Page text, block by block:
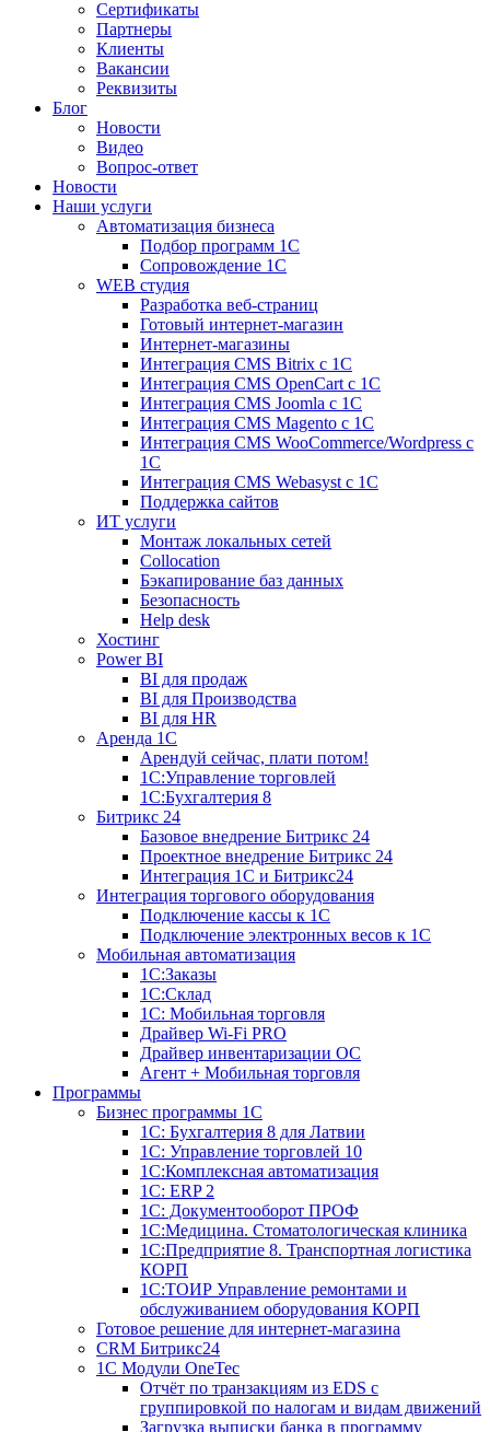
Сертификаты
Партнеры
Клиенты
Вакансии
Реквизиты
Блог
Новости
Видео
Вопрос-ответ
Новости
Наши услуги
Автоматизация бизнеса
Подбор программ 1С
Сопровождение 1С
WEB студия
Разработка веб-страниц
Готовый интернет-магазин
Интернет-магазины
Интеграция CMS Bitrix с 1С
Интеграция CMS OpenCart с 1С
Интеграция CMS Joomla с 1С
Интеграция CMS Magento с 1С
Интеграция CMS WooCommerce/Wordpress с
1С
Интеграция CMS Webasyst с 1С
Поддержка сайтов
ИТ услуги
Монтаж локальных сетей
Collocation
Бэкапирование баз данных
Безопасность
Help desk
Хостинг
Power BI
BI для продаж
BI для Производства
BI для HR
Аренда 1C
Арендуй сейчас, плати потом!
1С:Управление торговлей
1С:Бухгалтерия 8
Битрикс 24
Базовое внедрение Битрикс 24
Проектное внедрение Битрикс 24
Интеграция 1С и Битрикс24
Интеграция торгового оборудования
Подключение кассы к 1С
Подключение электронных весов к 1С
Мобильная автоматизация
1С:Заказы
1С:Склад
1С: Мобильная торговля
Драйвер Wi-Fi PRO
Драйвер инвентаризации ОС
Агент + Мобильная торговля
Программы
Бизнес программы 1С
1С: Бухгалтерия 8 для Латвии
1С: Управление торговлей 10
1C:Комплексная автоматизация
1С: ERP 2
1С: Документооборот ПРОФ
1С:Медицина. Стоматологическая клиника
1С:Предприятие 8. Транспортная логистика
КОРП
1С:ТОИР Управление ремонтами и
обслуживанием оборудования КОРП
Готовое решение для интернет-магазина
CRM Битрикс24
1C Модули OneTec
Отчёт по транзакциям из EDS с
группировкой по налогам и видам движений
Загрузка выписки банка в программу